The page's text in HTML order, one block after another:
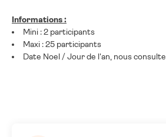
Informations :
Mini : 2 participants
Maxi : 25 participants
Date Noel / Jour de l'an, nous